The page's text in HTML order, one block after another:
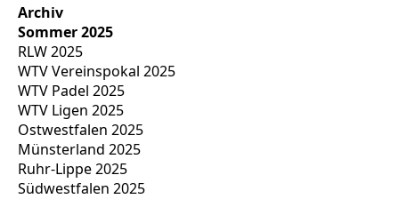
Archiv
Sommer 2025
RLW 2025
WTV Vereinspokal 2025
WTV Padel 2025
WTV Ligen 2025
Ostwestfalen 2025
Münsterland 2025
Ruhr-Lippe 2025
Südwestfalen 2025